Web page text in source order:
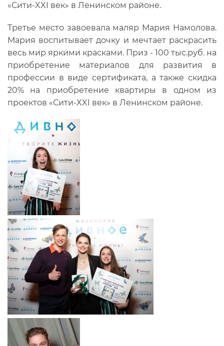
«Сити-XXI век» в Ленинском районе.
Третье место завоевала маляр Мария Намолова.
Мария воспитывает дочку и мечтает раскрасить
весь мир яркими красками. Приз - 100 тыс.руб. на
приобретение материалов для развития в
профессии в виде сертификата, а также скидка
20% на приобретение квартиры в одном из
проектов «Сити-XXI век» в Ленинском районе.